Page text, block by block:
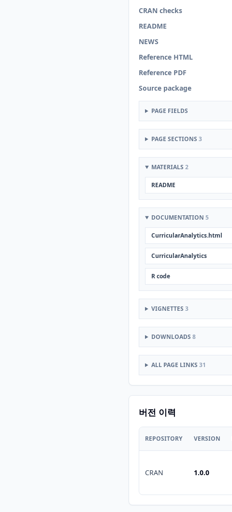
CRAN checks
README
NEWS
Reference HTML
Reference PDF
Source package
PAGE FIELDS
PAGE SECTIONS 3
MATERIALS 2
README
DOCUMENTATION 5
CurricularAnalytics.html
CurricularAnalytics
R code
VIGNETTES 3
DOWNLOADS 8
ALL PAGE LINKS 31
버전 이력
REPOSITORY VERSION
CRAN 1.0.0